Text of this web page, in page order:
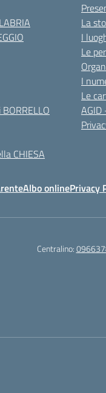
CHIESA
La
I
Le
I
Le
AGID
Albo onlinePrivacy
Centralino: